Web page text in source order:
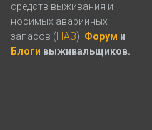
средств выживания и
носимых аварийных
запасов (НАЗ). Форум и
Блоги выживальщиков.